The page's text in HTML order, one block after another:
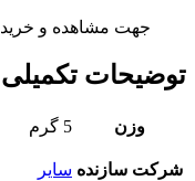
جهت مشاهده و خرید
توضیحات تکمیلی
وزن 5 گرم
شرکت سازنده سایر